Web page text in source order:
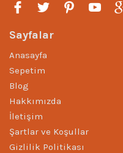
Sayfalar
Anasayfa
Sepetim
Blog
Hakkımızda
İletişim
Şartlar ve Koşullar
Gizlilik Politikası